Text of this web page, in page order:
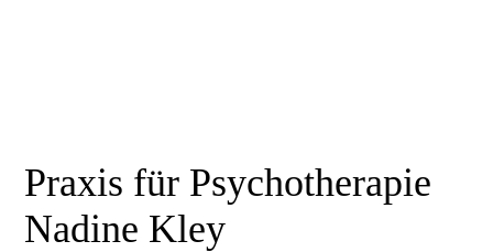
Praxis für Psychotherapie
Nadine Kley